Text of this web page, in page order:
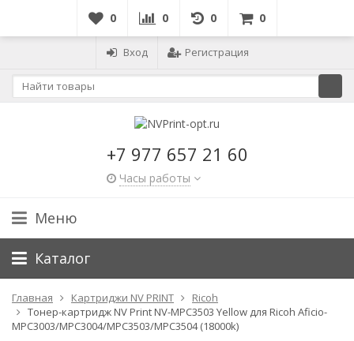
0 0 0 0
Вход Регистрация
+7 977 657 21 60
Часы работы
Меню
Каталог
Главная Картриджи NV PRINT
Ricoh
Тонер-картридж NV Print NV-MPC3503 Yellow для Ricoh Aficio-
MPC3003/MPC3004/MPC3503/MPC3504 (18000k)